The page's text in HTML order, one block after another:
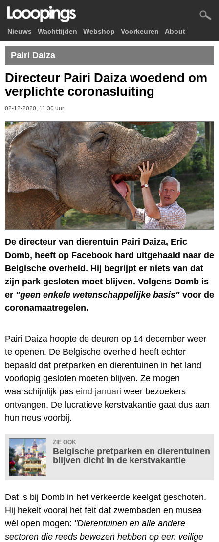
Nieuws Wachttijden Webshop Voorkeuren About
Pairi Daiza
Directeur Pairi Daiza woedend om
verplichte coronasluiting
02-12-2020, 11.36 uur
De directeur van dierentuin Pairi Daiza, Eric
Domb, heeft op Facebook hard uitgehaald naar de
Belgische overheid. Hij begrijpt er niets van dat
zijn park gesloten moet blijven. Volgens Domb is
er "geen enkele wetenschappelijke basis" voor de
coronamaatregelen.
Pairi Daiza hoopte de deuren op 14 december weer
te openen. De Belgische overheid heeft echter
bepaald dat pretparken en dierentuinen in het land
voorlopig gesloten moeten blijven. Ze mogen
waarschijnlijk pas eind januari weer bezoekers
ontvangen. De lucratieve kerstvakantie gaat dus aan
hun neus voorbij.
ZIE OOK
Belgische pretparken en dierentuinen
blijven dicht in de kerstvakantie
Dat is bij Domb in het verkeerde keelgat geschoten.
Hij hekelt vooral het feit dat zwembaden en musea
wél open mogen: "Dierentuinen en alle andere
sectoren die reeds bewezen hebben op een veilige